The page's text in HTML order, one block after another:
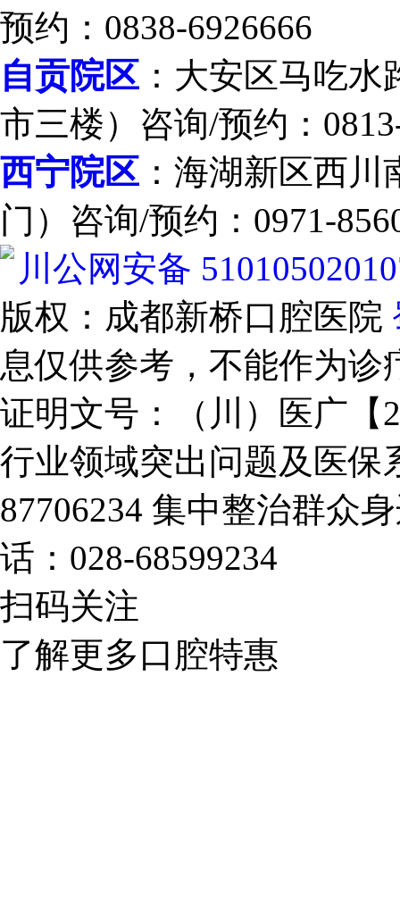
预约：0838-6926666
自贡院区 ：大安区马吃
市三楼）咨询/预约：
西宁院区 ：海湖新区西
门）咨询/预约：0971-
川公网安备
版权：成都新桥口腔医院
息仅供参考，不能作为
证明文号：（川）医广【
行业领域突出问题及医保
87706234 集中整治群众
话：028-68599234
扫码关注
了解更多口腔特惠